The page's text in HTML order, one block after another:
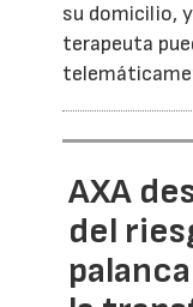
su domicilio,
terapeuta
AXA
del